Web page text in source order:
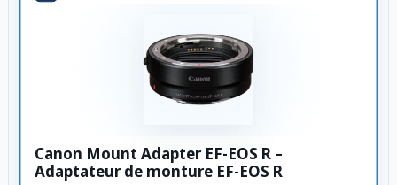
Canon Mount Adapter EF-EOS R –
Adaptateur de monture EF-EOS R